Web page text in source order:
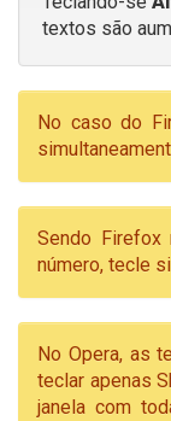
textos são
No caso do
Sendo
número, tecle
No Opera, as
teclar apenas
janela com